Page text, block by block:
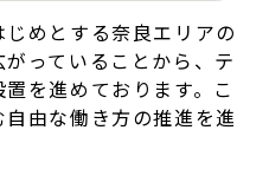
めとする奈良エリアの
っていることから、テ
を進めております。こ
由な働き方の推進を進